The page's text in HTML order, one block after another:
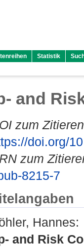
Statistik
and
zum
doi.org/
zum
8215-7
Hannes:
and Risk